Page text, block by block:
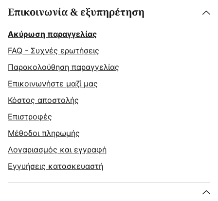
Επικοινωνία & εξυπηρέτηση
Ακύρωση παραγγελίας
FAQ - Συχνές ερωτήσεις
Παρακολούθηση παραγγελίας
Επικοινωνήστε μαζί μας
Κόστος αποστολής
Επιστροφές
Μέθοδοι πληρωμής
Λογαριασμός και εγγραφή
Εγγυήσεις κατασκευαστή